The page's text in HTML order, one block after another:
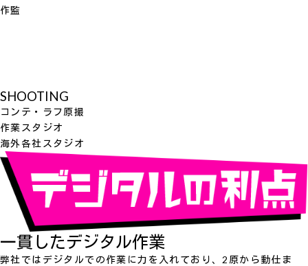
作監
SHOOTING
コンテ・ラフ原撮
作業スタジオ
海外各社スタジオ
一貫したデジタル作業
弊社ではデジタルでの作業に力を入れており、2原から動仕ま